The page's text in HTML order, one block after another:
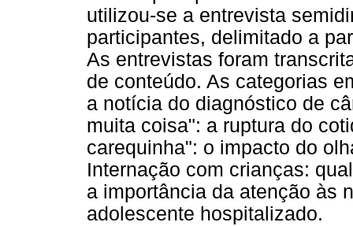
utilizou-se a entrevista
participantes, delimitado a
As entrevistas foram
de conteúdo. As categorias
a notícia do diagnóstico de
muita coisa": a ruptura do
carequinha": o impacto do
Internação com crianças:
a importância da atenção às
adolescente hospitalizado.